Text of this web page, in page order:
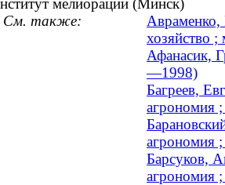
мелиорации (Минск)
См. также:
Авраменко,
хозяйство
Афанасик,
—1998)
Багреев,
агрономия
агрономия
Барсуков,
агрономия